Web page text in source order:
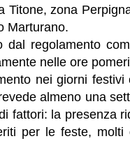
Titone, zona
Marturano.
regolamento
nelle ore
nei giorni festivi
almeno una
fattori: la presenza
per le feste,